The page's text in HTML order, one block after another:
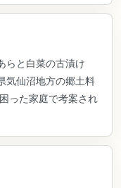
らと白菜の古漬け
気仙沼地方の郷土料
った家庭で考案され